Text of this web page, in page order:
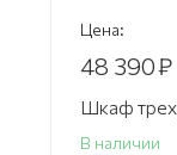
Цена:
48 390₽
Шкаф
В наличии